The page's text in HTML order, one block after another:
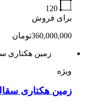
120
برای فروش
360,000,000تومان
زمین هکتاری
ویژه
زمین هکتاری